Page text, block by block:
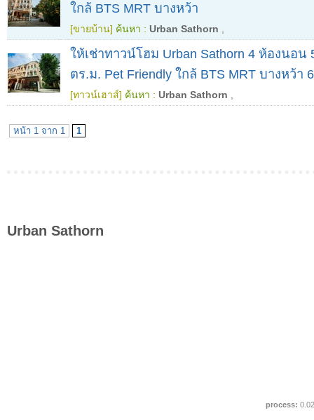
ใกล้ BTS MRT บางหว้า
[ขายบ้าน] ค้นหา : Urban Sathorn
ให้เช่าทาวน์โฮม Urban Sathorn 4 ห้องนอน
ตร.ม. Pet Friendly ใกล้ BTS MRT บางหว้า
[ทาวน์เฮาส์] ค้นหา : Urban Sathorn
หน้า 1 จาก 1 1
Urban Sathorn
process: